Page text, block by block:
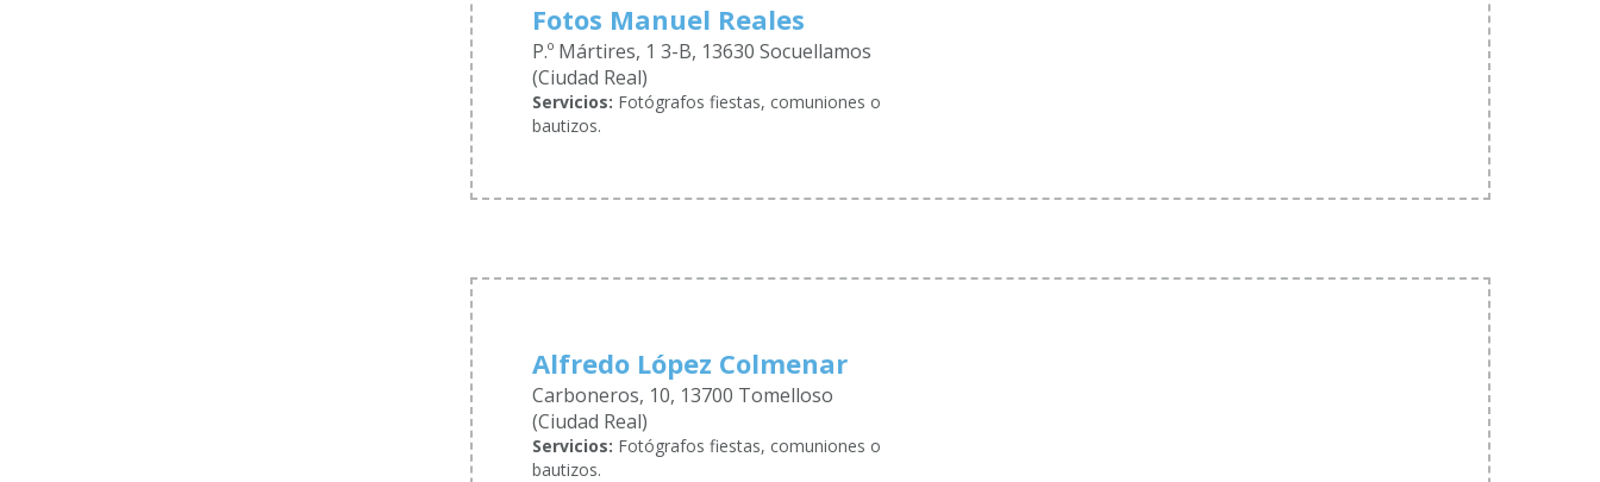
Fotos Manuel Reales
P.º Mártires, 1 3-B, 13630 Socuellamos
(Ciudad Real)
Servicios: Fotógrafos fiestas, comuniones o
bautizos.
Alfredo López Colmenar
Carboneros, 10, 13700 Tomelloso
(Ciudad Real)
Servicios: Fotógrafos fiestas, comuniones o
bautizos.